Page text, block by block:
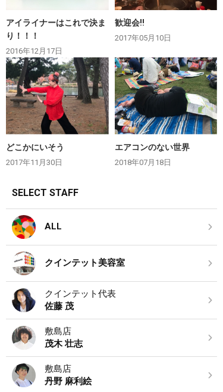
アイライナーはこれで決ま
り！！！
2016年12月17日
歓迎会‼︎
2017年05月10日
どこかにいそう
2017年11月30日
エアコンのない世界
2018年07月18日
SELECT STAFF
ALL
クインテット美容室
クインテット代表
佐藤 茂
敷島店
茂木 壮志
敷島店
丹野 麻利絵